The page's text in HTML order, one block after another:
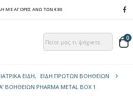
ΜΕ ΑΓΟΡΕΣ ΑΝΩ ΤΩΝ €80
0
ΙΑΤΡΙΚΑ ΕΙΔΗ,
ΕΙΔΗ ΠΡΩΤΩΝ ΒΟΗΘΕΙΩΝ
ΒΟΗΘΕΙΏΝ PHARMA METAL BOX 1